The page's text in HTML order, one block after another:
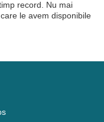
record. Nu mai
le avem disponibile